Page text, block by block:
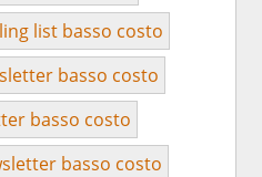
list basso costo
basso costo
basso costo
basso costo